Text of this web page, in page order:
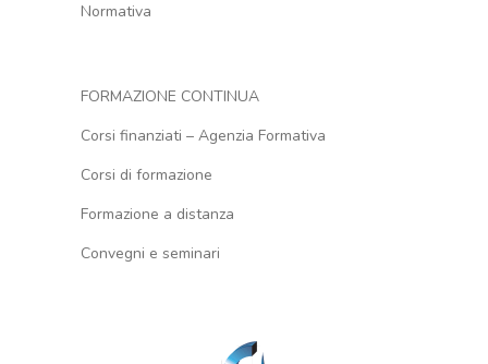
Normativa
FORMAZIONE CONTINUA
Corsi finanziati – Agenzia Formativa
Corsi di formazione
Formazione a distanza
Convegni e seminari